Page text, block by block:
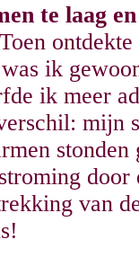
te laag
Toen
ik
ik meer
mijn
door
van